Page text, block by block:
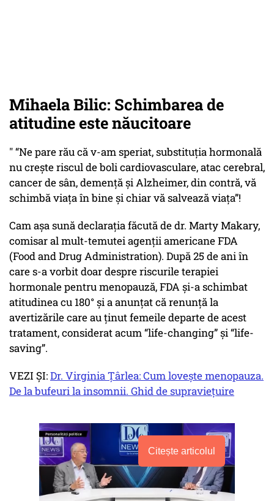
Mihaela Bilic: Schimbarea de
atitudine este năucitoare
" “Ne pare rău că v-am speriat, substituția hormonală
nu crește riscul de boli cardiovasculare, atac cerebral,
cancer de sân, demență și Alzheimer, din contră, vă
schimbă viața în bine și chiar vă salvează viața”!
Cam așa sună declarația făcută de dr. Marty Makary,
comisar al mult-temutei agenții americane FDA
(Food and Drug Administration). După 25 de ani în
care s-a vorbit doar despre riscurile terapiei
hormonale pentru menopauză, FDA și-a schimbat
atitudinea cu 180° și a anunțat că renunță la
avertizările care au ținut femeile departe de acest
tratament, considerat acum “life-changing” și “life-
saving”.
VEZI ȘI:Dr. Virginia Țârlea: Cum lovește menopauza.
De la bufeuri la insomnii. Ghid de supraviețuire
Citește articolul